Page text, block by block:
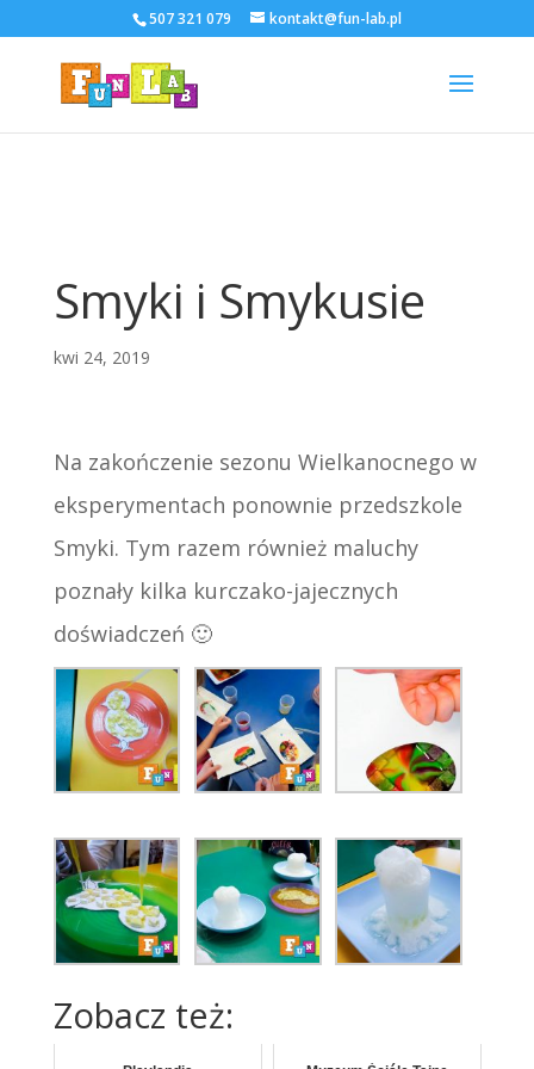
507 321 079 kontakt@fun-lab.pl
Smyki i Smykusie
kwi 24, 2019
Na zakończenie sezonu Wielkanocnego w
eksperymentach ponownie przedszkole
Smyki. Tym razem również maluchy
poznały kilka kurczako-jajecznych
doświadczeń 🙂
Zobacz też: